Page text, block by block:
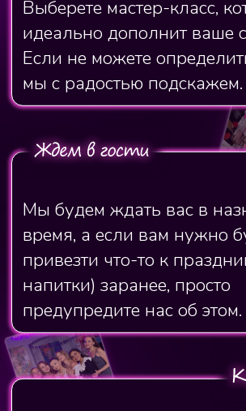
Устроить идеальное свидание
+7 (917) 949-40-84
О студии
Молодогвардейская 94
Арт-студия
Подарки
Политика конфиденциальности